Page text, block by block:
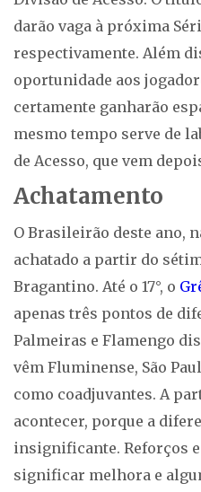
darão vaga à próxima
respectivamente. Além
oportunidade aos
certamente ganharão
mesmo tempo serve de
de Acesso, que vem
Achatamento
O Brasileirão deste ano,
achatado a partir do
Bragantino. Até o 17°, o
apenas três pontos de
Palmeiras e Flamengo
vêm Fluminense, São
como coadjuvantes. A
acontecer, porque a
insignificante. Reforços
significar melhora e